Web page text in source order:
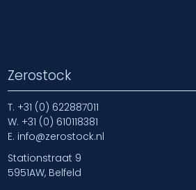
Zerostock
T. +31 (0) 622887011
W. +31 (0) 610118381
E. info@zerostock.nl
Stationstraat 9
5951AW, Belfeld